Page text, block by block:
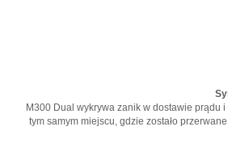
M300 Dual wykrywa zanik w dostawie prądu
tym samym miejscu, gdzie zostało